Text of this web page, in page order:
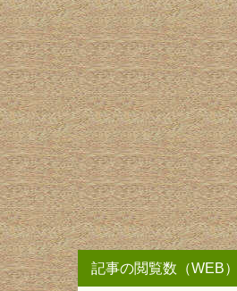
記事の閲覧数（WEB）